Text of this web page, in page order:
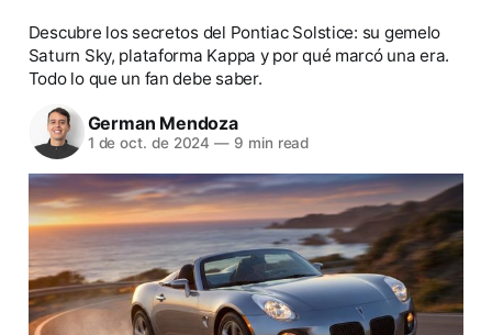
Descubre los secretos del Pontiac Solstice: su gemelo
Saturn Sky, plataforma Kappa y por qué marcó una era.
Todo lo que un fan debe saber.
German Mendoza
1 de oct. de 2024 — 9 min read